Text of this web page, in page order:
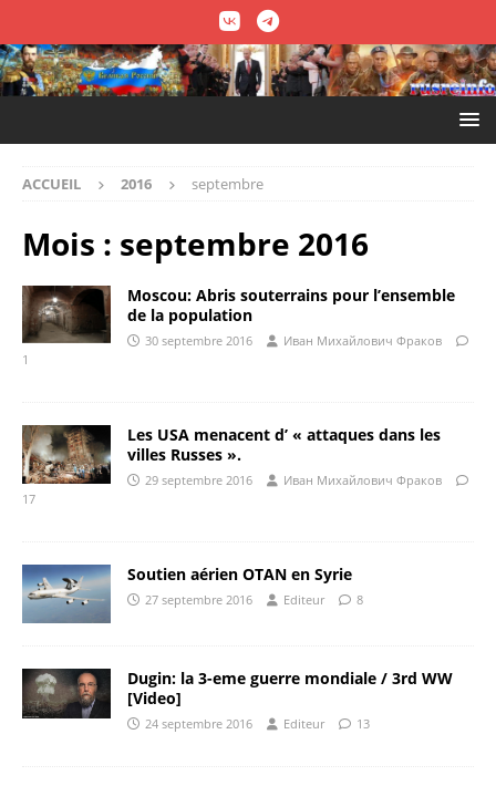
ACCUEIL 2016 septembre
Mois : septembre 2016
Moscou: Abris souterrains pour l’ensemble
de la population
30 septembre 2016
Иван Михайлович Фраков
1
Les USA menacent d’ « attaques dans les
villes Russes ».
29 septembre 2016
Иван Михайлович Фраков
17
Soutien aérien OTAN en Syrie
27 septembre 2016 Editeur 8
Dugin: la 3-eme guerre mondiale / 3rd WW
[Video]
24 septembre 2016 Editeur 13